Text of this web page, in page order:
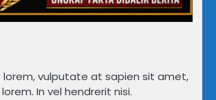
lorem, vulputate at sapien sit amet,
In vel hendrerit nisi.